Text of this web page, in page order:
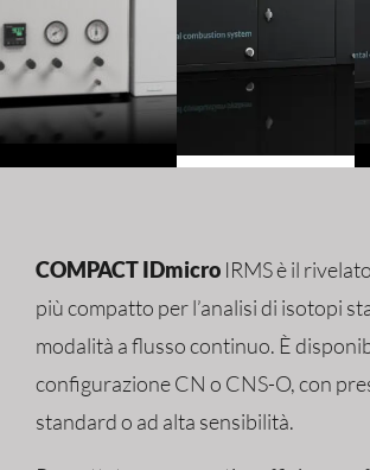
COMPACT IDmicro IRMS è il
più compatto per l’analisi di isotopi
modalità a flusso continuo. È
configurazione CN o CNS-O, con
standard o ad alta sensibilità.